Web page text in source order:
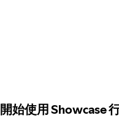
開始使用 Showcase